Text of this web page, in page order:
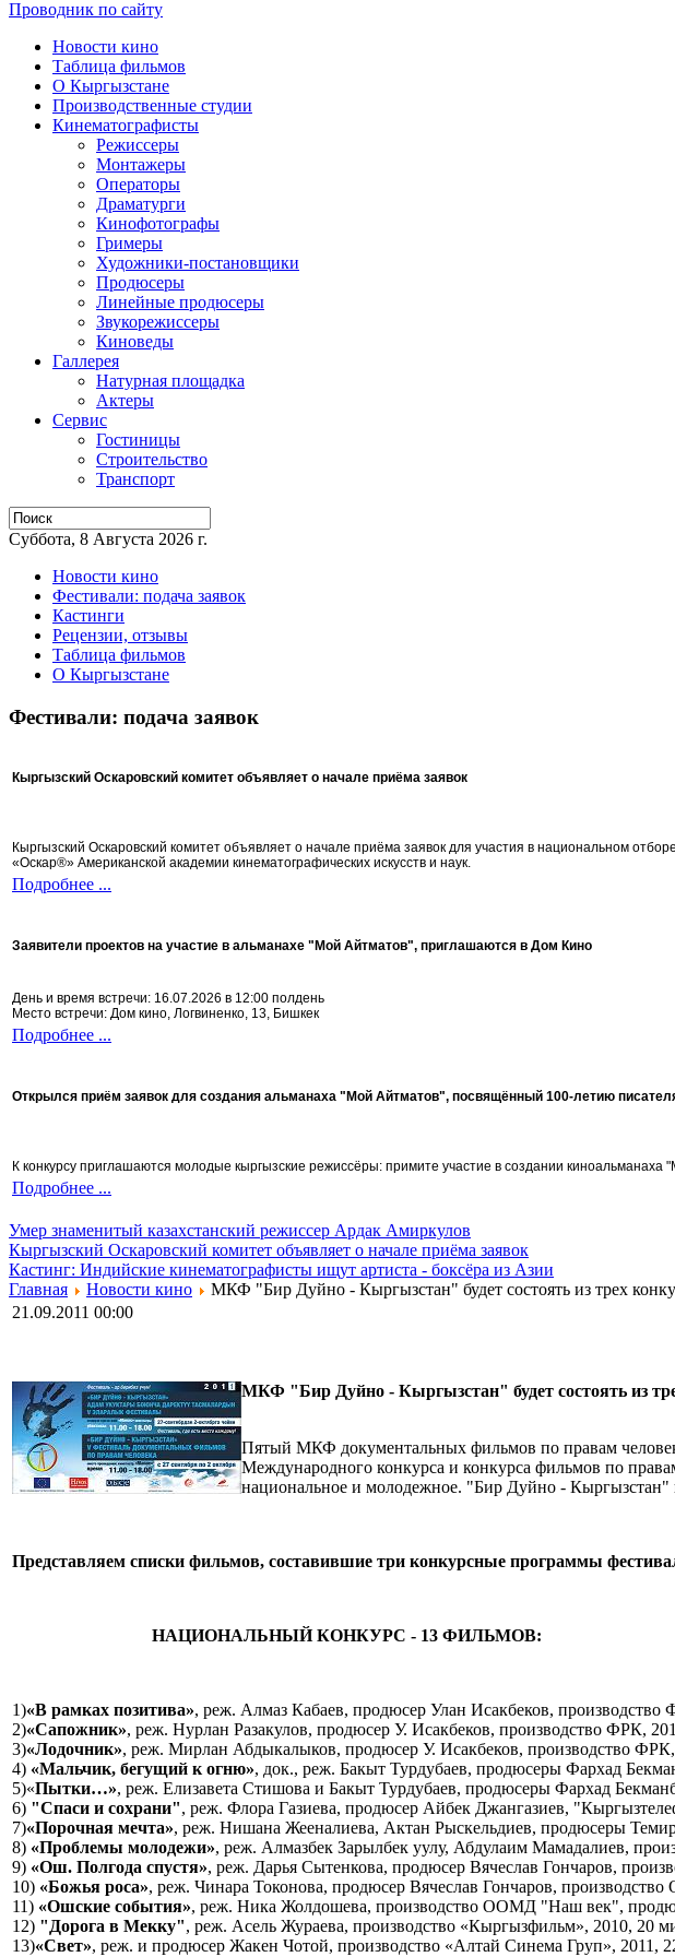
Проводник по сайту
Новости кино
Таблица фильмов
О Кыргызстане
Производственные студии
Кинематографисты
Режиссеры
Монтажеры
Операторы
Драматурги
Кинофотографы
Гримеры
Художники-постановщики
Продюсеры
Линейные продюсеры
Звукорежиссеры
Киноведы
Галлерея
Натурная площадка
Актеры
Сервис
Гостиницы
Строительство
Транспорт
Суббота, 8 Августа 2026 г.
Новости кино
Фестивали: подача заявок
Кастинги
Рецензии, отзывы
Таблица фильмов
О Кыргызстане
Фестивали: подача заявок
Кыргызский Оскаровский комитет объявляет о начале приёма заявок
Кыргызский Оскаровский комитет объявляет о начале приёма заявок для участия в национальном
«Оскар®» Американской академии кинематографических искусств и наук.
Подробнее ...
Заявители проектов на участие в альманахе "Мой Айтматов", приглашаются в Дом Кино
День и время встречи: 16.07.2026 в 12:00 полдень
Место встречи: Дом кино, Логвиненко, 13, Бишкек
Подробнее ...
Открылся приём заявок для создания альманаха "Мой Айтматов", посвящённый 100-летию
К конкурсу приглашаются молодые кыргызские режиссёры: примите участие в создании
Подробнее ...
Умер знаменитый казахстанский режиссер Ардак Амиркулов
Кыргызский Оскаровский комитет объявляет о начале приёма заявок
Кастинг: Индийские кинематографисты ищут артиста - боксёра из Азии
Главная
Новости кино
МКФ "Бир Дуйно - Кыргызстан" будет состоять из трех
21.09.2011 00:00
МКФ "Бир Дуйно - Кыргызстан" будет состоять из
Пятый МКФ документальных фильмов по правам
Международного конкурса и конкурса фильмов по
национальное и молодежное. "Бир Дуйно - Кыргызстан"
Представляем списки фильмов, составившие три конкурсные программы
НАЦИОНАЛЬНЫЙ КОНКУРС - 13 ФИЛЬМОВ:
1)«В рамках позитива», реж. Алмаз Кабаев, продюсер Улан Исакбеков,
2)«Сапожник», реж. Нурлан Разакулов, продюсер У. Исакбеков, производство ФРК,
3)«Лодочник», реж. Мирлан Абдыкалыков, продюсер У. Исакбеков, производство
4) «Мальчик, бегущий к огню», док., реж. Бакыт Турдубаев, продюсеры Фархад
5)«Пытки…», реж. Елизавета Стишова и Бакыт Турдубаев, продюсеры Фархад
6) "Спаси и сохрани", реж. Флора Газиева, продюсер Айбек Джангазиев,
7)«Порочная мечта», реж. Нишана Жееналиева, Актан Рыскельдиев, продюсеры
8) «Проблемы молодежи», реж. Алмазбек Зарылбек уулу, Абдулаим Мамадалиев,
9) «Ош. Полгода спустя», реж. Дарья Сытенкова, продюсер Вячеслав Гончаров,
10) «Божья роса», реж. Чинара Токонова, продюсер Вячеслав Гончаров,
11) «Ошские события», реж. Ника Жолдошева, производство ООМД "Наш век",
12) "Дорога в Мекку", реж. Асель Жураева, производство «Кыргызфильм», 2010, 20
13)«Свет», реж. и продюсер Жакен Чотой, производство «Алтай Синема Груп», 2011,